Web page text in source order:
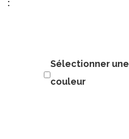
:
Sélectionner une
couleur